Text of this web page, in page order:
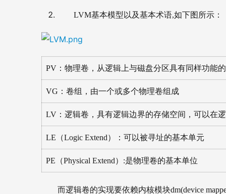
LVM基本模型以及基本术语,如下图所示：
PV：物理卷，从逻辑上与磁盘分区具有同样功能
VG：卷组，由一个或多个物理卷组成
LV：逻辑卷，具有逻辑边界的存储空间，可以在
LE（Logic Extend）：可以被寻址的基本单元
PE（Physical Extend）:是物理卷的基本单位
而逻辑卷的实现要依赖内核模块dm(device